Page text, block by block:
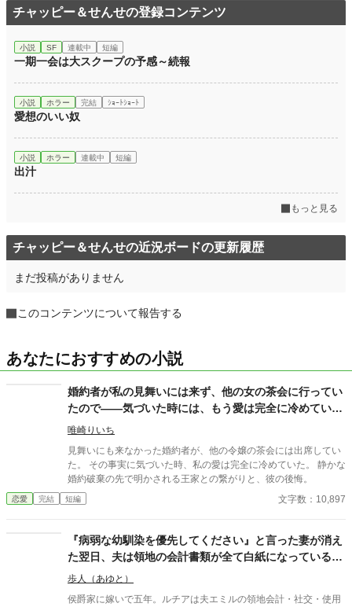
月間ポイント 0 pt (228,937 位)
年間ポイント 0 pt (228,937 位)
累計ポイント 596 pt (214,431 位)
チャッピー＆せんせの登録コンテンツ
小説 SF 連載中 短編
一期一会は大スクープの予感～続報
小説 ホラー 完結 ｼｮｰﾄｼｮｰﾄ
愛想のいい奴
小説 ホラー 連載中 短編
出汁
もっと見る
チャッピー＆せんせの近況ボードの更新履歴
まだ投稿がありません
このコンテンツについて報告する
あなたにおすすめの小説
婚約者が私の見舞いには来ず、他の女の茶会に行ってい
たので――気づいた時には、もう愛は完全に冷めていま
した
唯崎りいち
見舞いにも来なかった婚約者が、他の令嬢の茶会には出席してい
た。 その事実に気づいた時、私の愛は完全に冷めていた。 静かな
婚約破棄の先で明かされる王家との繋がりと、彼の後悔。
恋愛 完結 短編 文字数：10,897
『病弱な幼馴染を優先してください』と言った妻が消え
た翌日、夫は領地の会計書類が全て白紙になっているこ
とに気づいた
歩人（あゆと）
侯爵家に嫁いで五年。ルチアは夫エミルの領地会計・社交・使用